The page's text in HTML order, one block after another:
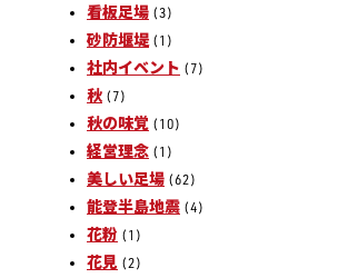
看板足場 (3)
砂防堰堤 (1)
社内イベント (7)
秋 (7)
秋の味覚 (10)
経営理念 (1)
美しい足場 (62)
能登半島地震 (4)
花粉 (1)
花見 (2)